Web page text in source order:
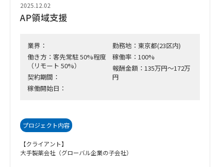
2025.12.02
AP領域支援
業界：
働き方：客先常駐 50%程度
（リモート 50%）
契約期間：
稼働開始日：
勤務地：東京都(23区内)
稼働率：100%
報酬金額：135万円～172万
円
プロジェクト内容
【クライアント】
大手製薬会社（グローバル企業の子会社）